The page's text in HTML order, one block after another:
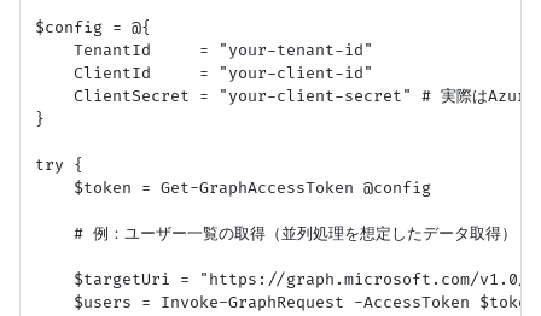
$config = @{
    TenantId     = "your-tenant-id"
    ClientId     = "your-client-id"
ClientSecret = "your-client-secret" # 実際はAzure
}
try {
    $token = Get-GraphAccessToken @config
    # 例：ユーザー一覧の取得（並列処理を想定したデータ取得）
$targetUri = "https://graph.microsoft.com/v1.0/
$users = Invoke-GraphRequest -AccessToken